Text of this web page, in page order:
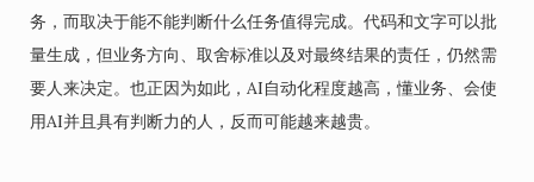
务，而取决于能不能判断什么任务值得完成。代码和文字可以批
量生成，但业务方向、取舍标准以及对最终结果的责任，仍然需
要人来决定。也正因为如此，AI自动化程度越高，懂业务、会使
用AI并且具有判断力的人，反而可能越来越贵。